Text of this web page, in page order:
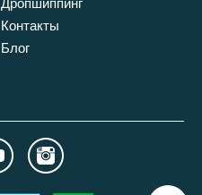
Дропшиппинг
Контакты
Блог